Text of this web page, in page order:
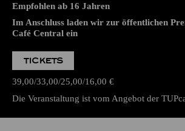
Empfohlen ab 16 Jahren
Im Anschluss laden wir zur öffentlichen
Café Central ein
TICKETS
39,00 33,00 25,00 16,00 €
Die Veranstaltung ist vom Angebot der